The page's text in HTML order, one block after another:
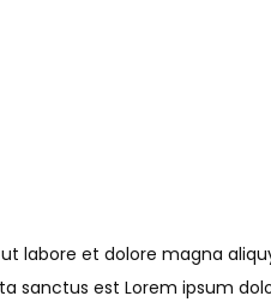
labore et dolore magna
sanctus est Lorem ipsum